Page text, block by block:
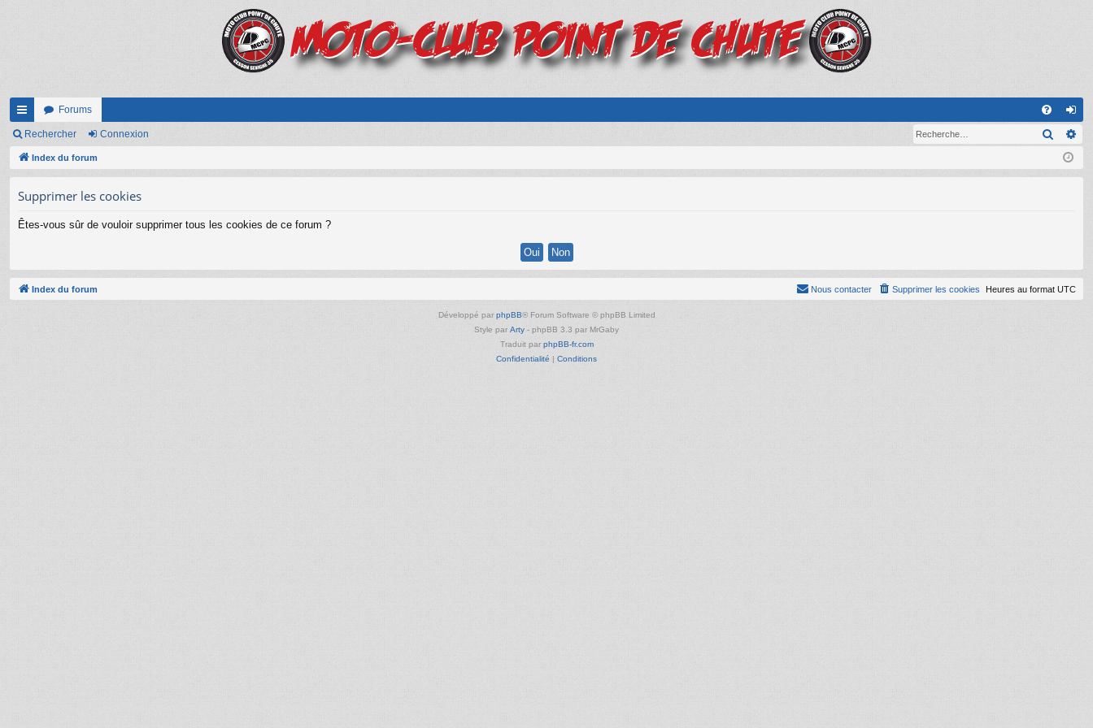
cc
ès
de
Forums
FA on
ne
Rechercher Connexion
Index du forum
Supprimer les cookies
Êtes-vous sûr de vouloir supprimer tous les cookies de ce forum ?
Index du forum Heures au format UTC
Supprimer les cookies
Nous contacter
Développé par phpBB® Forum Software © phpBB Limited
Style par Arty - phpBB 3.3 par MrGaby
Traduit par phpBB-fr.com
Confidentialité | Conditions